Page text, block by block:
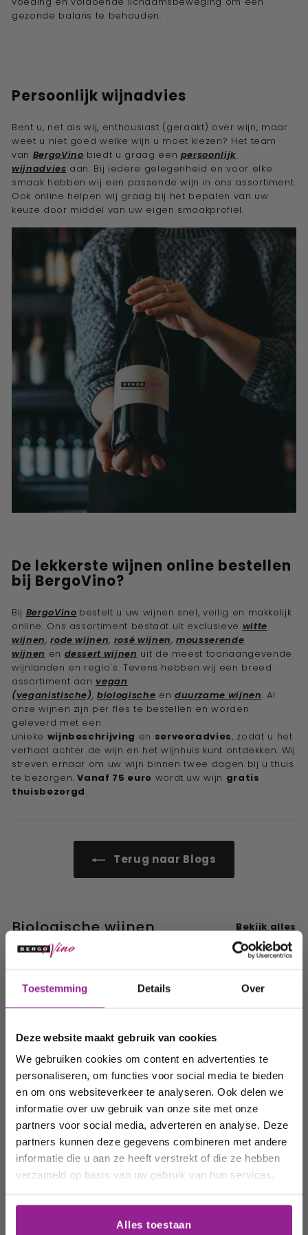
Toestemming Details Over
Deze website maakt gebruik van cookies
We gebruiken cookies om content en advertenties te
personaliseren, om functies voor social media te bieden
en om ons websiteverkeer te analyseren. Ook delen we
informatie over uw gebruik van onze site met onze
partners voor social media, adverteren en analyse. Deze
partners kunnen deze gegevens combineren met andere
informatie die u aan ze heeft verstrekt of die ze hebben
verzameld op basis van uw gebruik van hun services.
Alles toestaan
gezonde balans te behouden.
Persoonlijk wijnadvies
Bent u, net als wij, enthousiast (geraakt) over wijn, maar
weet u niet goed welke wijn u moet kiezen? Het team
van BergoVino biedt u graag een persoonlijk
wijnadvies aan. Bij iedere gelegenheid en voor elke
smaak hebben wij een passende wijn in ons assortiment.
Ook online helpen wij graag bij het bepalen van uw
keuze door middel van uw eigen smaakprofiel.
De lekkerste wijnen online bestellen
bij BergoVino?
Bij BergoVino bestelt u uw wijnen snel, veilig en makkelijk
online. Ons assortiment bestaat uit exclusieve witte
wijnen, rode wijnen, rosé wijnen, mousserende
wijnen en dessert wijnen uit de meest toonaangevende
wijnlanden en regio's. Tevens hebben wij een breed
assortiment aan vegan
(veganistische), biologische en duurzame wijnen. Al
onze wijnen zijn per fles te bestellen en worden
geleverd met een
unieke wijnbeschrijving en serveeradvies, zodat u het
verhaal achter de wijn en het wijnhuis kunt ontdekken. Wij
streven ernaar om uw wijn binnen twee dagen bij u thuis
te bezorgen. Vanaf 75 euro wordt uw wijn gratis
thuisbezorgd.
Terug naar Blogs
Biologische wijnen Bekijk alles
Bodegas
Vegalfaro,
Rebel.lia Blanco
Bodegas
Rebel.lia Blanco
Bodegas
Vegalfaro,
Rebel.lia Bl...
In winkelwagen
Bodegas
Vegalfaro,
Rebel.lia Tinto
Bodegas
Rebel.lia Tinto
Bodegas
Vegalfaro,
Rebel.lia Tin...
,
Ontvang 10%
korting op uw
volgende
order!
Wij houden u graag op de
hoogte van onze acties,
wijnhuizen en uw
favoriete wijnen!